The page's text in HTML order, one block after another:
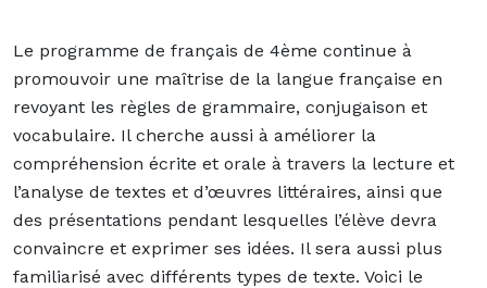
Le programme de français de 4ème continue à
promouvoir une maîtrise de la langue française en
revoyant les règles de grammaire, conjugaison et
vocabulaire. Il cherche aussi à améliorer la
compréhension écrite et orale à travers la lecture et
l’analyse de textes et d’œuvres littéraires, ainsi que
des présentations pendant lesquelles l’élève devra
convaincre et exprimer ses idées. Il sera aussi plus
familiarisé avec différents types de texte. Voici le